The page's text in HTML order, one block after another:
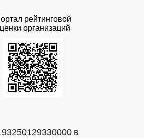
рейтинговой
организаций
в